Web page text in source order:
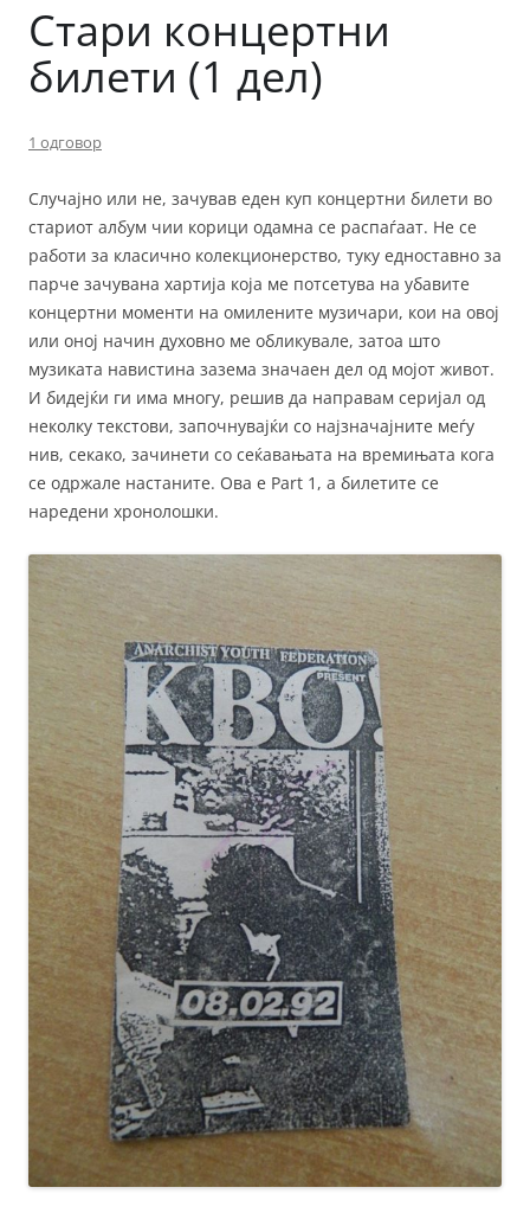
Стари концертни
билети (1 дел)
1 одговор
Случајно или не, зачував еден куп концертни билети во
стариот албум чии корици одамна се распаѓаат. Не се
работи за класично колекционерство, туку едноставно за
парче зачувана хартија која ме потсетува на убавите
концертни моменти на омилените музичари, кои на овој
или оној начин духовно ме обликувале, затоа што
музиката навистина зазема значаен дел од мојот живот.
И бидејќи ги има многу, решив да направам серијал од
неколку текстови, започнувајќи со најзначајните меѓу
нив, секако, зачинети со сеќавањата на времињата кога
се одржале настаните. Ова е Part 1, а билетите се
наредени хронолошки.